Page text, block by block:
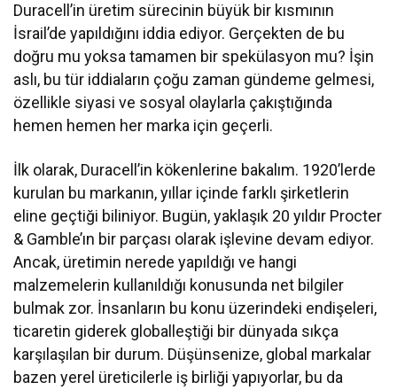
Duracell’in üretim sürecinin büyük bir kısmının
İsrail’de yapıldığını iddia ediyor. Gerçekten de bu
doğru mu yoksa tamamen bir spekülasyon mu? İşin
aslı, bu tür iddiaların çoğu zaman gündeme gelmesi,
özellikle siyasi ve sosyal olaylarla çakıştığında
hemen hemen her marka için geçerli.
İlk olarak, Duracell’in kökenlerine bakalım. 1920’lerde
kurulan bu markanın, yıllar içinde farklı şirketlerin
eline geçtiği biliniyor. Bugün, yaklaşık 20 yıldır Procter
& Gamble’ın bir parçası olarak işlevine devam ediyor.
Ancak, üretimin nerede yapıldığı ve hangi
malzemelerin kullanıldığı konusunda net bilgiler
bulmak zor. İnsanların bu konu üzerindeki endişeleri,
ticaretin giderek globalleştiği bir dünyada sıkça
karşılaşılan bir durum. Düşünsenize, global markalar
bazen yerel üreticilerle iş birliği yapıyorlar, bu da